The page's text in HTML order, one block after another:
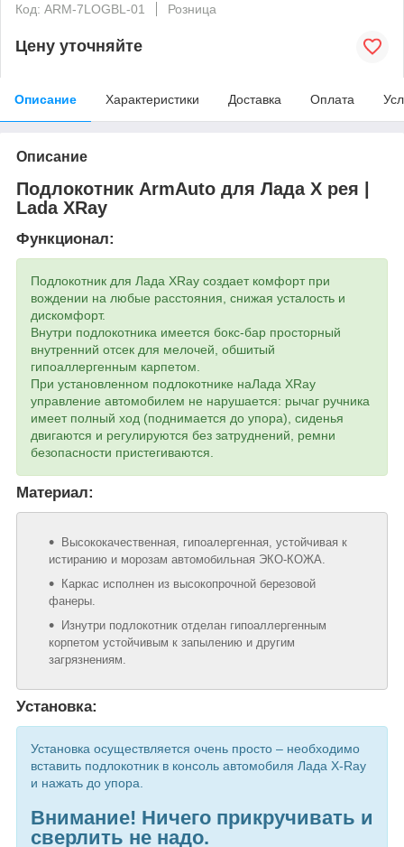
Код: ARM-7LOGBL-01
Розница
Цену уточняйте
Описание Характеристики Доставка Оплата
Описание
Подлокотник ArmAuto для Лада Х рея |
Lada XRay
Функционал:
Подлокотник для Лада XRay создает комфорт при
вождении на любые расстояния, снижая усталость и
дискомфорт.
Внутри подлокотника имеется бокс-бар просторный
внутренний отсек для мелочей, обшитый
гипоаллергенным карпетом.
При установленном подлокотнике наЛада XRay
управление автомобилем не нарушается: рычаг ручника
имеет полный ход (поднимается до упора), сиденья
двигаются и регулируются без затруднений, ремни
безопасности пристегиваются.
Материал:
Высококачественная, гипоалергенная, устойчивая к
истиранию и морозам автомобильная ЭКО-КОЖА.
Каркас исполнен из высокопрочной березовой
фанеры.
Изнутри подлокотник отделан гипоаллергенным
корпетом устойчивым к запылению и другим
загрязнениям.
Установка:
Установка осуществляется очень просто – необходимо
вставить подлокотник в консоль автомобиля Лада X-Ray
и нажать до упора.
Внимание! Ничего прикручивать и
сверлить не надо.